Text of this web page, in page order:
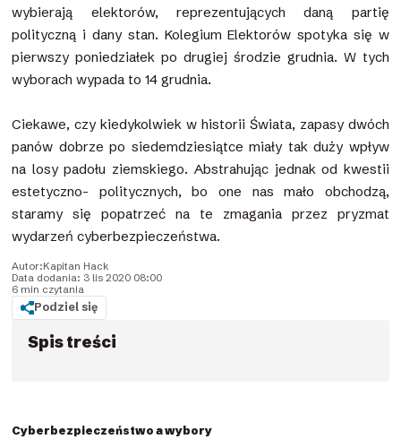
wybierają elektorów, reprezentujących daną partię
polityczną i dany stan. Kolegium Elektorów spotyka się w
pierwszy poniedziałek po drugiej środzie grudnia. W tych
wyborach wypada to 14 grudnia.
Ciekawe, czy kiedykolwiek w historii Świata, zapasy dwóch
panów dobrze po siedemdziesiątce miały tak duży wpływ
na losy padołu ziemskiego. Abstrahując jednak od kwestii
estetyczno- politycznych, bo one nas mało obchodzą,
staramy się popatrzeć na te zmagania przez pryzmat
wydarzeń cyberbezpieczeństwa.
Autor:Kapitan Hack
Data dodania: 3 lis 2020 08:00
6 min czytania
Podziel się
Spis treści
Cyberbezpieczeństwo a wybory